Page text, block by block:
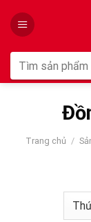
Tìm
kiếm:
Trang chủ /